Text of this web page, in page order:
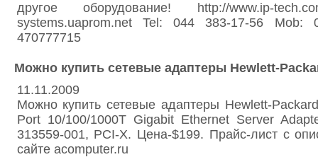
другое оборудование! http://www.ip-
systems.uaprom.net Tel: 044 383-17-56 Mob:
470777715
Можно купить сетевые адаптеры Hewlett-
11.11.2009
Можно купить сетевые адаптеры Hewlett-
Port 10/100/1000T Gigabit Ethernet Server
313559-001, PCI-X. Цена-$199. Прайс-лист с
сайте acomputer.ru